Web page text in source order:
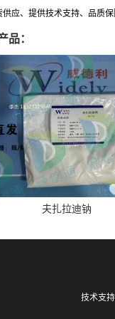
供应、提供技术支持、品质保
品：
夫扎拉迪钠
技术支持